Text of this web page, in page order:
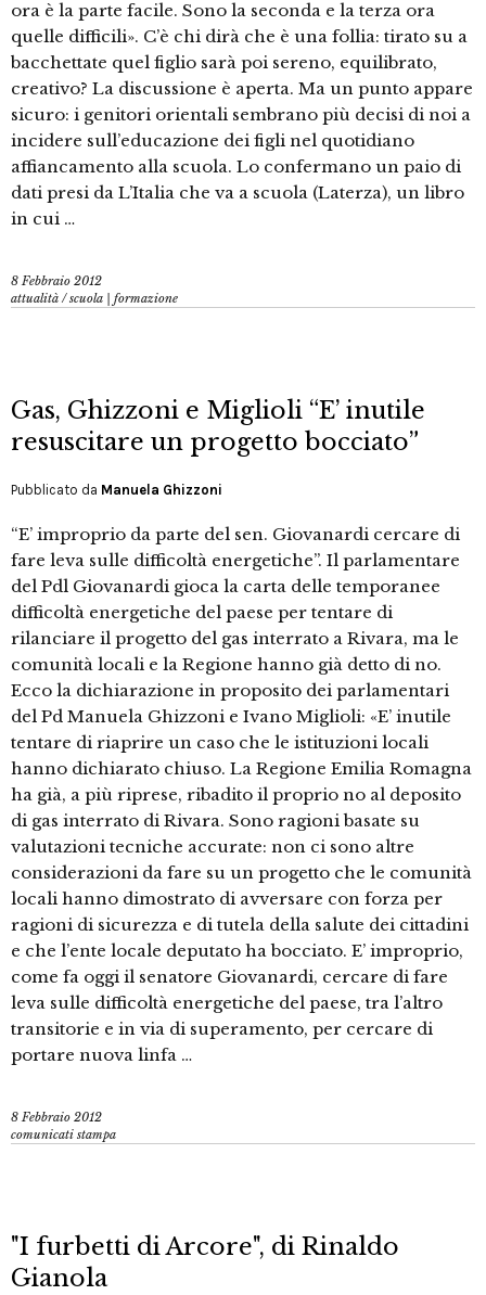
ora è la parte facile. Sono la seconda e la terza ora
quelle difficili». C’è chi dirà che è una follia: tirato su a
bacchettate quel figlio sarà poi sereno, equilibrato,
creativo? La discussione è aperta. Ma un punto appare
sicuro: i genitori orientali sembrano più decisi di noi a
incidere sull’educazione dei figli nel quotidiano
affiancamento alla scuola. Lo confermano un paio di
dati presi da L’Italia che va a scuola (Laterza), un libro
in cui …
8 Febbraio 2012
attualità /scuola | formazione
Gas, Ghizzoni e Miglioli “E’ inutile
resuscitare un progetto bocciato”
Pubblicato da Manuela Ghizzoni
“E’ improprio da parte del sen. Giovanardi cercare di
fare leva sulle difficoltà energetiche”. Il parlamentare
del Pdl Giovanardi gioca la carta delle temporanee
difficoltà energetiche del paese per tentare di
rilanciare il progetto del gas interrato a Rivara, ma le
comunità locali e la Regione hanno già detto di no.
Ecco la dichiarazione in proposito dei parlamentari
del Pd Manuela Ghizzoni e Ivano Miglioli: «E’ inutile
tentare di riaprire un caso che le istituzioni locali
hanno dichiarato chiuso. La Regione Emilia Romagna
ha già, a più riprese, ribadito il proprio no al deposito
di gas interrato di Rivara. Sono ragioni basate su
valutazioni tecniche accurate: non ci sono altre
considerazioni da fare su un progetto che le comunità
locali hanno dimostrato di avversare con forza per
ragioni di sicurezza e di tutela della salute dei cittadini
e che l’ente locale deputato ha bocciato. E’ improprio,
come fa oggi il senatore Giovanardi, cercare di fare
leva sulle difficoltà energetiche del paese, tra l’altro
transitorie e in via di superamento, per cercare di
portare nuova linfa …
8 Febbraio 2012
comunicati stampa
"I furbetti di Arcore", di Rinaldo
Gianola